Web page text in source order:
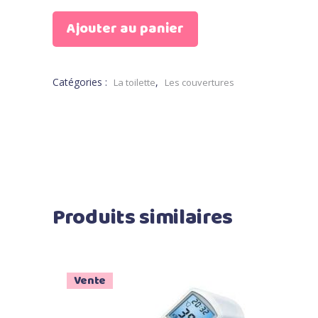
Ajouter au panier
Catégories : La toilette, Les couvertures
Produits similaires
Vente